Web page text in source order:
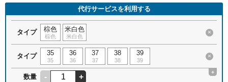
代行サービスを利用する
タイプ 棕色
棕色
米白色
米白色
×
タイプ 35
35
36
36
37
37
38
38
39
39
×
数量 - +
+